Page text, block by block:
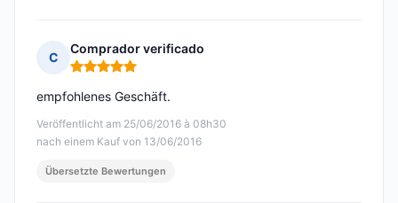
C
Comprador verificado
Hinweis: 5 von 5
Veröffentlicht am 25/06/2016 à 08h30
nach einem Kauf von 13/06/2016
empfohlenes Geschäft.
Übersetzte Bewertungen